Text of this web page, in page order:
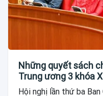
Những quyết sách
Trung ương 3 khóa
Hội nghị lần thứ ba